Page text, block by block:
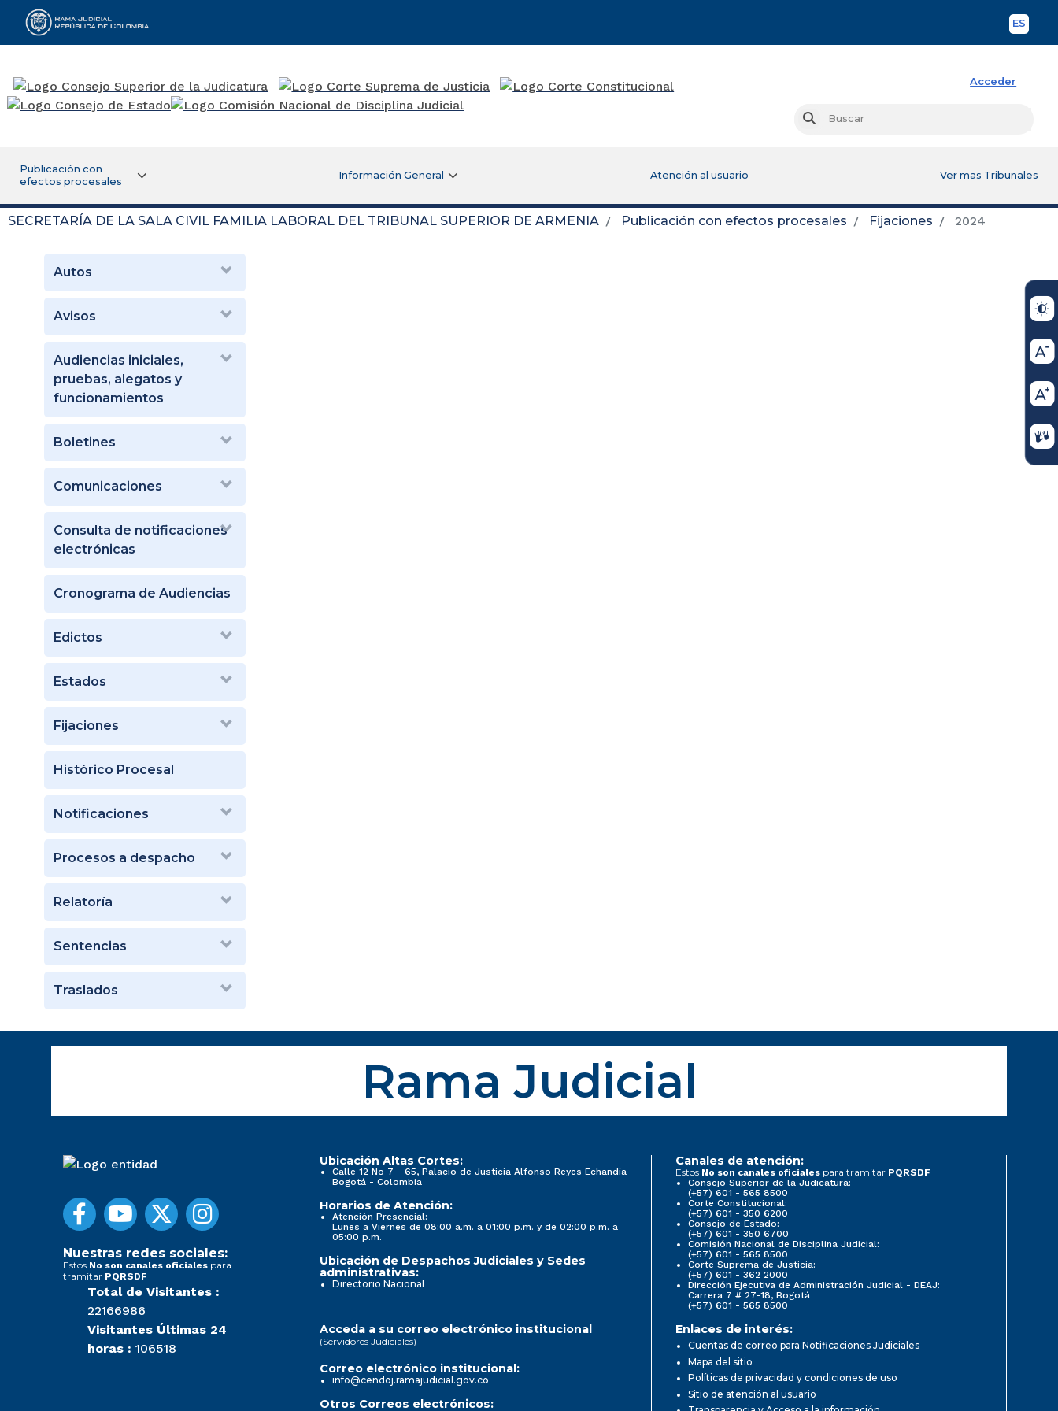
ES
Rama Judicial
Acceder
Buscar
Publicación con
efectos procesales
Información General Atención al usuario Ver mas Tribunales
SECRETARÍA DE LA SALA CIVIL FAMILIA LABORAL DEL TRIBUNAL SUPERIOR DE ARMENIA Publicación con efectos procesales Fijaciones 2024
Autos
Avisos
Audiencias iniciales,
pruebas, alegatos y
funcionamientos
Boletines
Comunicaciones
Consulta de notificaciones
electrónicas
Cronograma de Audiencias
Edictos
Estados
Fijaciones
Histórico Procesal
Notificaciones
Procesos a despacho
Relatoría
Sentencias
Traslados
Rama Judicial
Nuestras redes sociales:
Estos No son canales oficiales para
tramitar PQRSDF
Total de Visitantes :
22166986
Visitantes Últimas 24
horas : 106518
Ubicación Altas Cortes:
Calle 12 No 7 - 65, Palacio de Justicia Alfonso Reyes Echandía
Bogotá - Colombia
Horarios de Atención:
Atención Presencial:
Lunes a Viernes de 08:00 a.m. a 01:00 p.m. y de 02:00 p.m. a
05:00 p.m.
Ubicación de Despachos Judiciales y Sedes
administrativas:
Directorio Nacional
Canales de atención:
Estos No son canales oficiales para tramitar PQRSDF
Consejo Superior de la Judicatura:
(+57) 601 - 565 8500
Corte Constitucional:
(+57) 601 - 350 6200
Consejo de Estado:
(+57) 601 - 350 6700
Comisión Nacional de Disciplina Judicial:
(+57) 601 - 565 8500
Corte Suprema de Justicia:
(+57) 601 - 362 2000
Dirección Ejecutiva de Administración Judicial - DEAJ:
Carrera 7 # 27-18, Bogotá
(+57) 601 - 565 8500
Acceda a su correo electrónico institucional
(Servidores Judiciales)
Correo electrónico institucional:
info@cendoj.ramajudicial.gov.co
Otros Correos electrónicos:
Enlaces de interés:
Cuentas de correo para Notificaciones Judiciales
Mapa del sitio
Políticas de privacidad y condiciones de uso
Sitio de atención al usuario